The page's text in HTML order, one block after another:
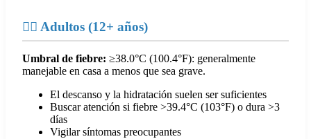
👨‍⚕️ Adultos (12+ años)
Umbral de fiebre: ≥38.0°C (100.4°F): generalmente
manejable en casa a menos que sea grave.
El descanso y la hidratación suelen ser suficientes
Buscar atención si fiebre >39.4°C (103°F) o dura >3
días
Vigilar síntomas preocupantes